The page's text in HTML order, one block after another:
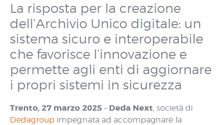
La risposta per la creazione
dell’Archivio Unico digitale: un
sistema sicuro e interoperabile
che favorisce l’innovazione e
permette agli enti di aggiornare
i propri sistemi in sicurezza
Trento, 27 marzo 2025– Deda Next, società di
Dedagroupimpegnata ad accompagnare la